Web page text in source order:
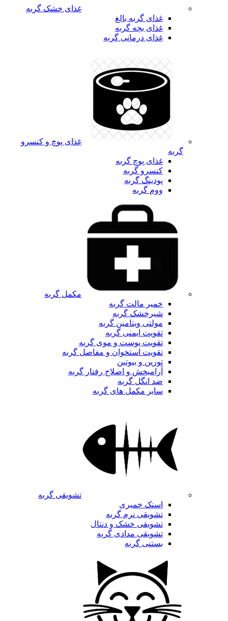
غذای خشک گربه
غذای گربه بالغ
غذای بچه گربه
غذای درمانی گربه
غذای پوچ و کنسرو
گربه
غذای پوچ گربه
کنسرو گربه
پودینگ گربه
ووم گربه
مکمل گربه
خمیر مالت گربه
شیرخشک گربه
مولتی ویتامین گربه
تقویت ایمنی گربه
تقویت پوست و موی گربه
تقویت استخوان و مفاصل گربه
تورین و بیوتین
آرامبخش و اصلاح رفتار گربه
ضد انگل گربه
سایر مکمل های گربه
تشویقی گربه
اسنک خمیری
تشویقی نرم گربه
تشویقی خشک و دنتال
تشویقی مدادی گربه
بستنی گربه